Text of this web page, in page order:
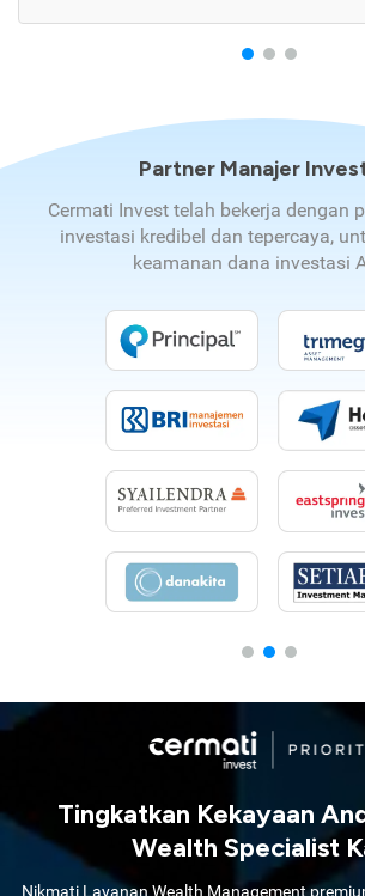
Partner Manajer
Cermati Invest telah bekerja dengan
investasi kredibel dan tepercaya,
keamanan dana investasi
Tingkatkan Kekayaan
Wealth Specialist
Nikmati Layanan Wealth Management